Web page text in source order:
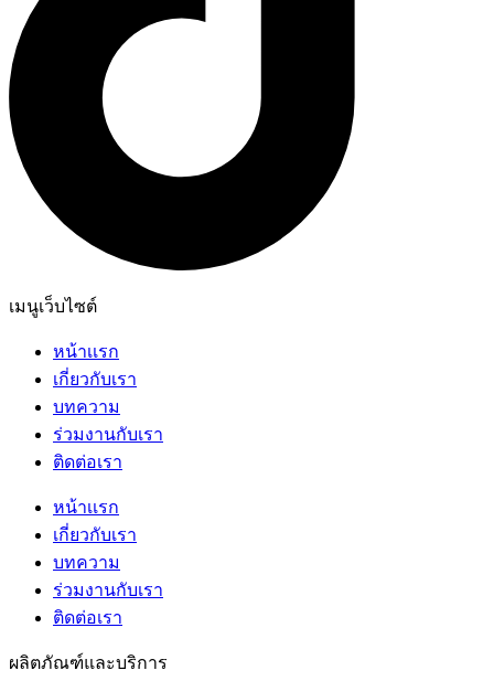
เมนูเว็บไซต์
หน้าเเรก
เกี่ยวกับเรา
บทความ
ร่วมงานกับเรา
ติดต่อเรา
หน้าเเรก
เกี่ยวกับเรา
บทความ
ร่วมงานกับเรา
ติดต่อเรา
ผลิตภัณฑ์และบริการ